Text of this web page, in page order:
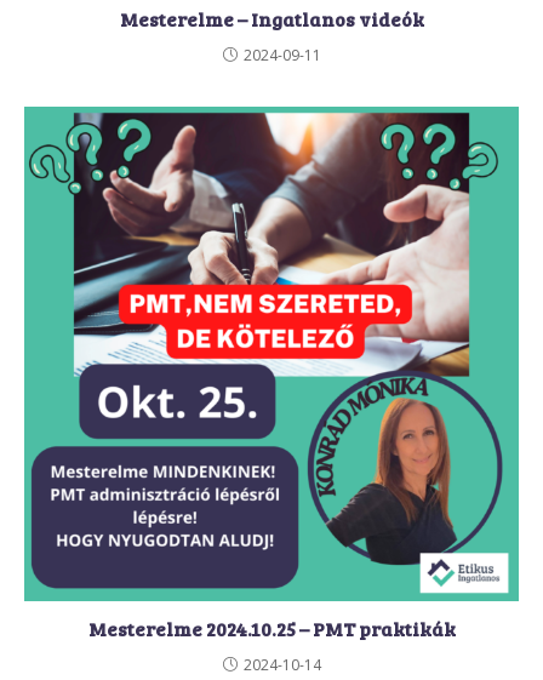
Mesterelme – Ingatlanos videók
2024-09-11
Mesterelme 2024.10.25 – PMT praktikák
2024-10-14